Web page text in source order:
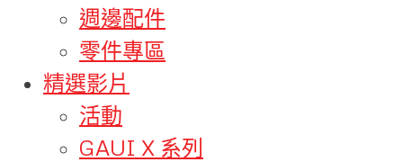
週邊配件
零件專區
精選影片
活動
GAUI X 系列